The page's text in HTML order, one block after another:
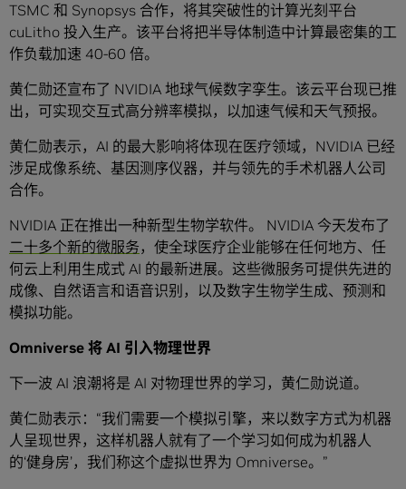
TSMC 和 Synopsys 合作，将其突破性的计算光刻平台
cuLitho 投入生产。该平台将把半导体制造中计算最密集的工
作负载加速 40-60 倍。
黄仁勋还宣布了 NVIDIA 地球气候数字孪生。该云平台现已推
出，可实现交互式高分辨率模拟，以加速气候和天气预报。
黄仁勋表示，AI 的最大影响将体现在医疗领域，NVIDIA 已经
涉足成像系统、基因测序仪器，并与领先的手术机器人公司
合作。
NVIDIA 正在推出一种新型生物学软件。 NVIDIA 今天发布了
二十多个新的微服务，使全球医疗企业能够在任何地方、任
何云上利用生成式 AI 的最新进展。这些微服务可提供先进的
成像、自然语言和语音识别，以及数字生物学生成、预测和
模拟功能。
Omniverse 将 AI 引入物理世界
下一波 AI 浪潮将是 AI 对物理世界的学习，黄仁勋说道。
黄仁勋表示：“我们需要一个模拟引擎，来以数字方式为机器
人呈现世界，这样机器人就有了一个学习如何成为机器人
的‘健身房’，我们称这个虚拟世界为 Omniverse。”